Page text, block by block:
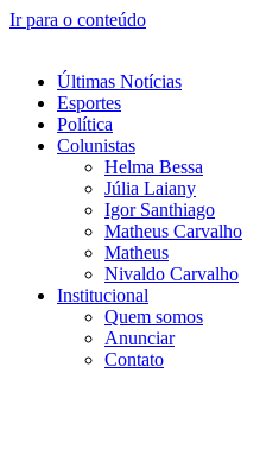
Ir para o conteúdo
Últimas Notícias
Esportes
Política
Colunistas
Helma Bessa
Júlia Laiany
Igor Santhiago
Matheus Carvalho
Matheus
Nivaldo Carvalho
Institucional
Quem somos
Anunciar
Contato